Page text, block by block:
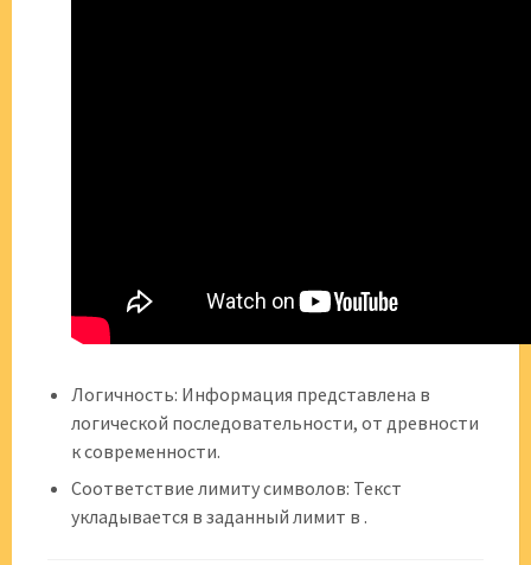
Логичность: Информация представлена в
логической последовательности, от древности
к современности.
Соответствие лимиту символов: Текст
укладывается в заданный лимит в .